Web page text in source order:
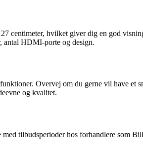
centimeter, hvilket giver dig en god
antal HDMI-porte og design.
Overvej om du gerne vil have et
og kvalitet.
tilbudsperioder hos forhandlere som